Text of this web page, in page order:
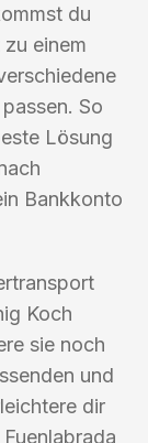
du
einem
So
Lösung
Bankkonto
Koch
sie noch
und
dir